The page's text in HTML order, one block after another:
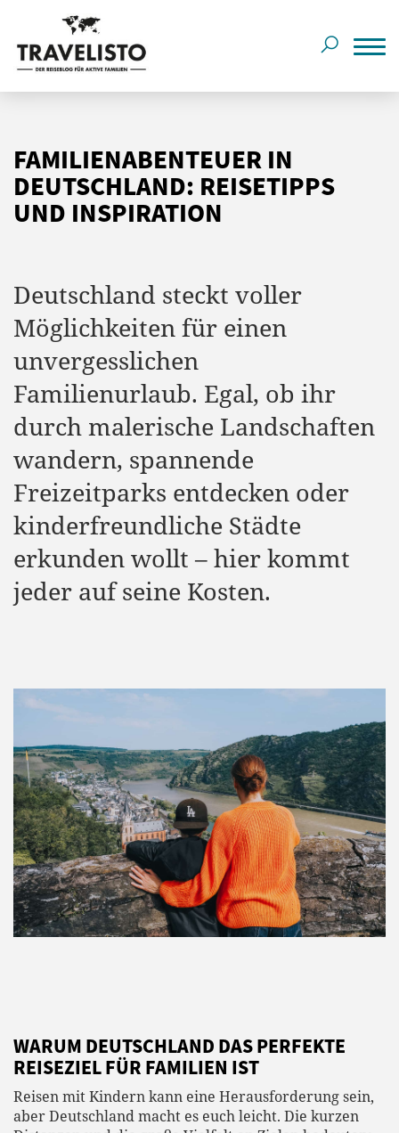
FAMILIENABENTEUER IN
DEUTSCHLAND: REISETIPPS
UND INSPIRATION
Deutschland steckt voller
Möglichkeiten für einen
unvergesslichen
Familienurlaub. Egal, ob ihr
durch malerische Landschaften
wandern, spannende
Freizeitparks entdecken oder
kinderfreundliche Städte
erkunden wollt – hier kommt
jeder auf seine Kosten.
WARUM DEUTSCHLAND DAS PERFEKTE
REISEZIEL FÜR FAMILIEN IST
Reisen mit Kindern kann eine Herausforderung sein,
aber Deutschland macht es euch leicht. Die kurzen